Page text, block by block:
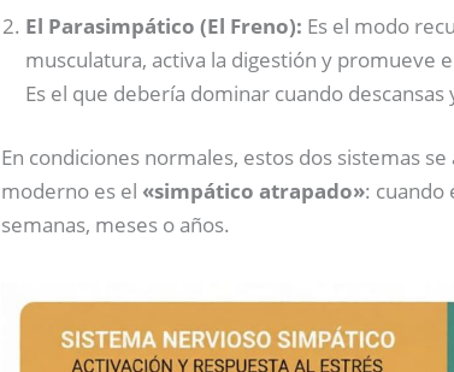
El Parasimpático (El Freno): Es el modo
musculatura, activa la digestión y promueve
Es el que debería dominar cuando descansas
En condiciones normales, estos dos sistemas
moderno es el «simpático atrapado»: cuando
semanas, meses o años.